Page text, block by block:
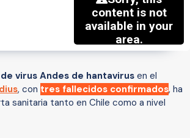
virus Andes de hantavirus en el
, con tres fallecidos confirmados, ha
sanitaria tanto en Chile como a nivel